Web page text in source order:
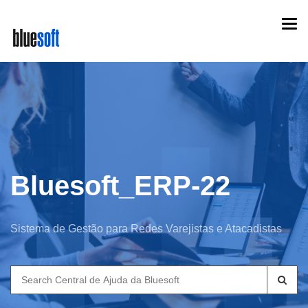
main
content
Bluesoft_ERP-22
Sistema de Gestão para Redes Varejistas e Atacadistas
Search
for: